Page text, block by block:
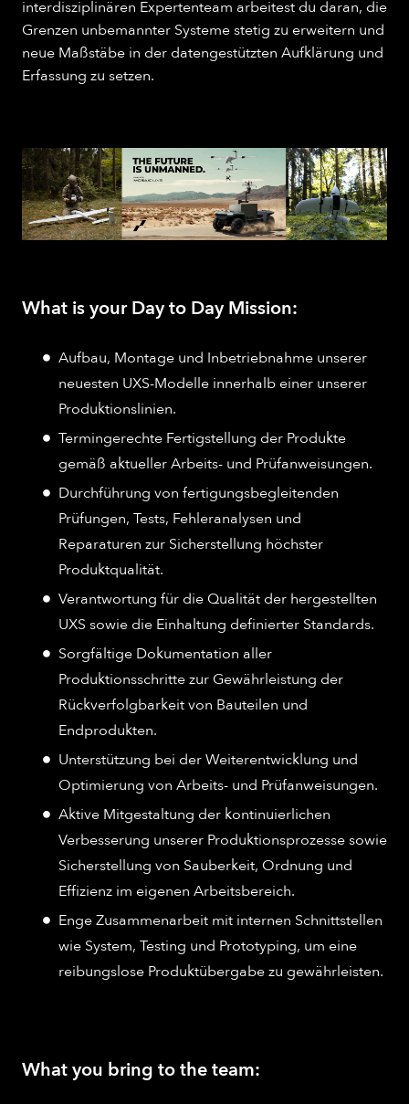
interdisziplinären Expertenteam arbeitest du daran, die
Grenzen unbemannter Systeme stetig zu erweitern und
neue Maßstäbe in der datengestützten Aufklärung und
Erfassung zu setzen.
What is your Day to Day Mission:
Aufbau, Montage und Inbetriebnahme unserer
neuesten UXS-Modelle innerhalb einer unserer
Produktionslinien.
Termingerechte Fertigstellung der Produkte
gemäß aktueller Arbeits- und Prüfanweisungen.
Durchführung von fertigungsbegleitenden
Prüfungen, Tests, Fehleranalysen und
Reparaturen zur Sicherstellung höchster
Produktqualität.
Verantwortung für die Qualität der hergestellten
UXS sowie die Einhaltung definierter Standards.
Sorgfältige Dokumentation aller
Produktionsschritte zur Gewährleistung der
Rückverfolgbarkeit von Bauteilen und
Endprodukten.
Unterstützung bei der Weiterentwicklung und
Optimierung von Arbeits- und Prüfanweisungen.
Aktive Mitgestaltung der kontinuierlichen
Verbesserung unserer Produktionsprozesse sowie
Sicherstellung von Sauberkeit, Ordnung und
Effizienz im eigenen Arbeitsbereich.
Enge Zusammenarbeit mit internen Schnittstellen
wie System, Testing und Prototyping, um eine
reibungslose Produktübergabe zu gewährleisten.
What you bring to the team: